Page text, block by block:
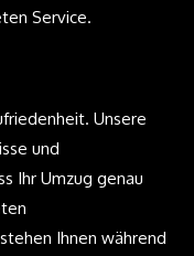
Service.
Unsere
und
Ihr Umzug genau
Ihnen während